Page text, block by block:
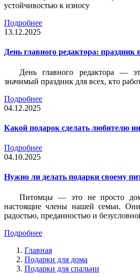
устойчивостью к износу
Подробнее
13.12.2025
День главного редактора: праздник
День главного редактора —
значимый праздник для всех, кто
Подробнее
04.12.2025
Какой подарок сделать любителю
Подробнее
04.10.2025
Нужно ли делать подарки своему
Питомцы — это не просто
настоящие члены нашей семьи.
радостью, преданностью и
Подробнее
Главная
Подарки для дома
Подарки для спальни